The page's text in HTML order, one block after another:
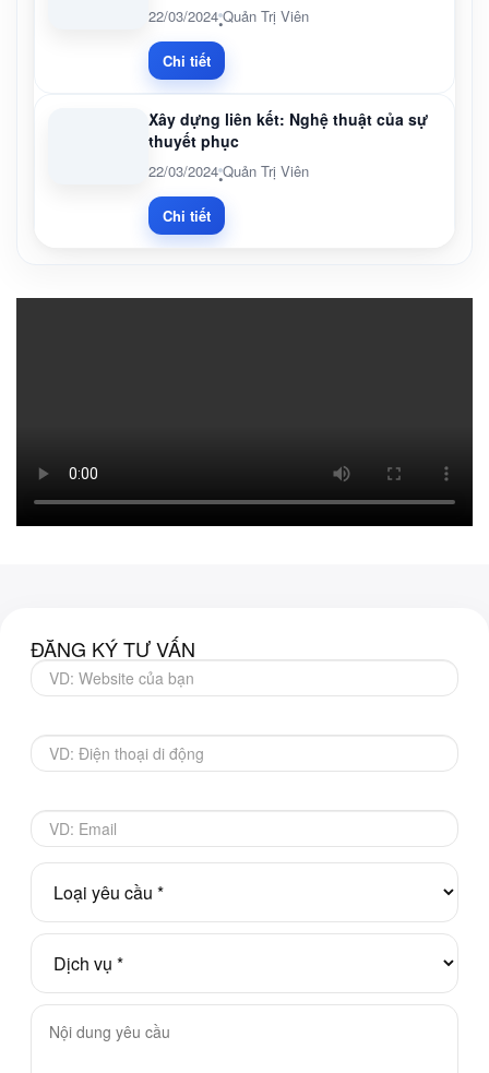
22/03/2024•Quản Trị Viên
Chi tiết
Xây dựng liên kết: Nghệ thuật của sự
thuyết phục
22/03/2024•Quản Trị Viên
Chi tiết
ĐĂNG KÝ TƯ VẤN